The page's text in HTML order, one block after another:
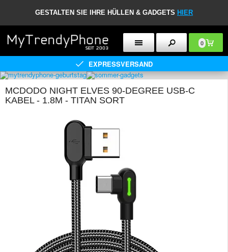
GESTALTEN SIE IHRE HÜLLEN & GADGETS HIER
0
EXPRESSVERSAND
MCDODO NIGHT ELVES 90-DEGREE USB-C
KABEL - 1.8M - TITAN SORT